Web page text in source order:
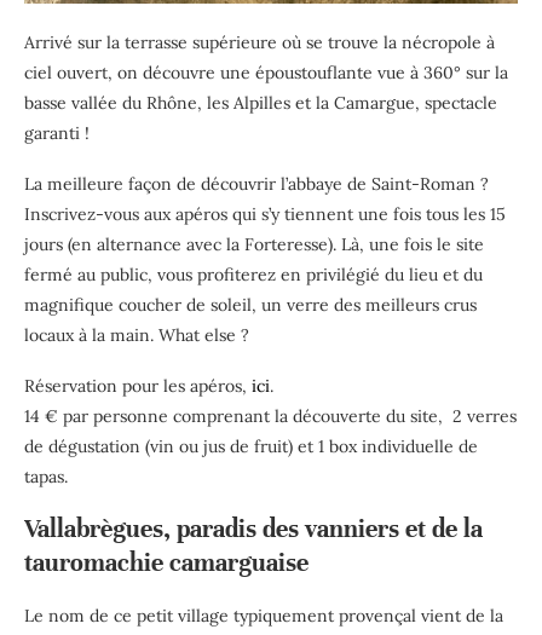
Arrivé sur la terrasse supérieure où se trouve la nécropole à
ciel ouvert, on découvre une époustouflante vue à 360° sur la
basse vallée du Rhône, les Alpilles et la Camargue, spectacle
garanti !
La meilleure façon de découvrir l’abbaye de Saint-Roman ?
Inscrivez-vous aux apéros qui s’y tiennent une fois tous les 15
jours (en alternance avec la Forteresse). Là, une fois le site
fermé au public, vous profiterez en privilégié du lieu et du
magnifique coucher de soleil, un verre des meilleurs crus
locaux à la main. What else ?
Réservation pour les apéros, ici.
14 € par personne comprenant la découverte du site, 2 verres
de dégustation (vin ou jus de fruit) et 1 box individuelle de
tapas.
Vallabrègues, paradis des vanniers et de la
tauromachie camarguaise
Le nom de ce petit village typiquement provençal vient de la